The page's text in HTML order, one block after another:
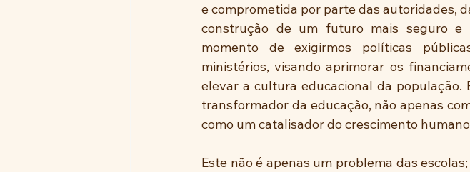
e comprometida por parte das autoridades,
construção de um futuro mais seguro e
momento de exigirmos políticas
ministérios, visando aprimorar os
elevar a cultura educacional da
transformador da educação, não apenas
como um catalisador do crescimento
Este não é apenas um problema das